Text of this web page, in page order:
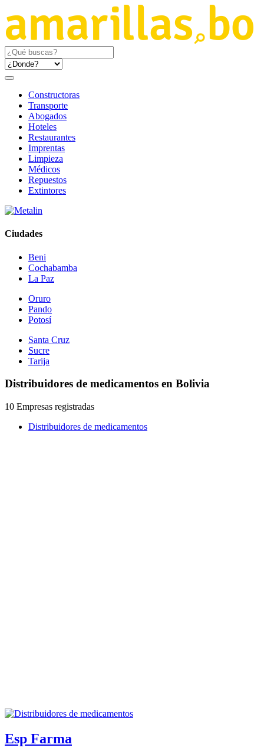
Constructoras
Transporte
Abogados
Hoteles
Restaurantes
Imprentas
Limpieza
Médicos
Repuestos
Extintores
Ciudades
Beni
Cochabamba
La Paz
Oruro
Pando
Potosí
Santa Cruz
Sucre
Tarija
Distribuidores de medicamentos en Bolivia
10 Empresas registradas
Distribuidores de medicamentos
Esp Farma